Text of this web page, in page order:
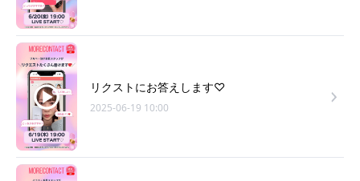
リクストにお答えします♡
2025-06-19 10:00